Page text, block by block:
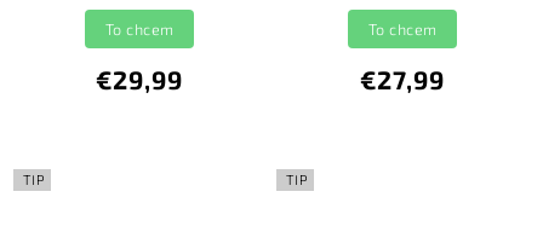
€29,99
To chcem
€27,99
To chcem
TIP TIP